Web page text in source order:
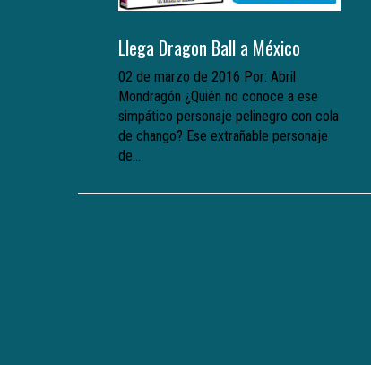
Llega Dragon Ball a México
02 de marzo de 2016 Por: Abril
Mondragón ¿Quién no conoce a ese
simpático personaje pelinegro con cola
de chango? Ese extrañable personaje
de...